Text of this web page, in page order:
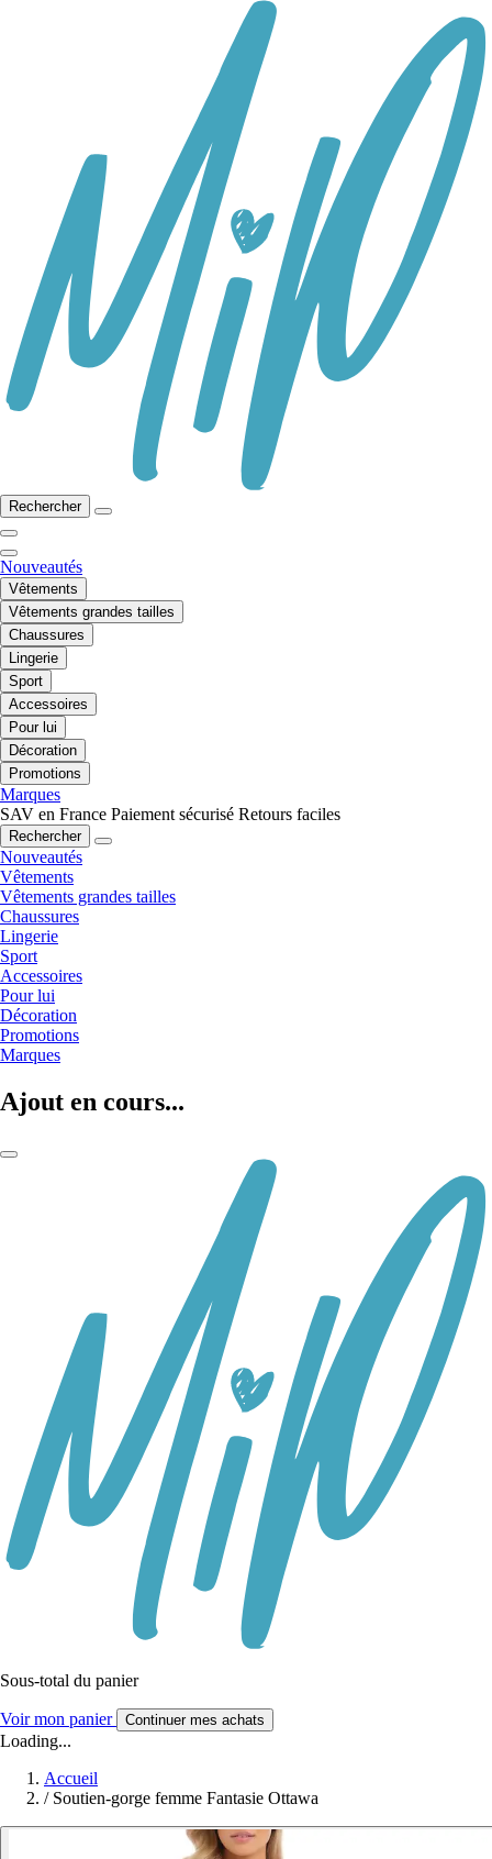
Rechercher
Nouveautés
Vêtements
Vêtements grandes tailles
Chaussures
Lingerie
Sport
Accessoires
Pour lui
Décoration
Promotions
Marques
SAV en France Paiement sécurisé Retours faciles
Rechercher
Nouveautés
Vêtements
Vêtements grandes tailles
Chaussures
Lingerie
Sport
Accessoires
Pour lui
Décoration
Promotions
Marques
Ajout en cours...
Sous-total du panier
Voir mon panier Continuer mes achats
Loading...
Accueil
/ Soutien-gorge femme Fantasie Ottawa